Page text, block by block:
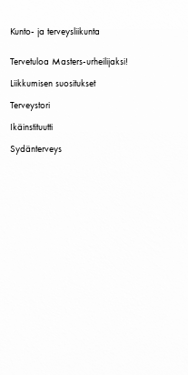
Kunto- ja terveysliikunta
Tervetuloa Masters-urheilijaksi!
Liikkumisen suositukset
Terveystori
Ikäinstituutti
Sydänterveys